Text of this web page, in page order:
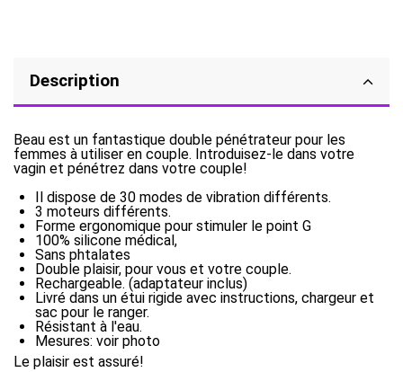
Description
Beau est un fantastique double pénétrateur pour les
femmes à utiliser en couple. Introduisez-le dans votre
vagin et pénétrez dans votre couple!
Il dispose de 30 modes de vibration différents.
3 moteurs différents.
Forme ergonomique pour stimuler le point G
100% silicone médical,
Sans phtalates
Double plaisir, pour vous et votre couple.
Rechargeable. (adaptateur inclus)
Livré dans un étui rigide avec instructions, chargeur et
sac pour le ranger.
Résistant à l'eau.
Mesures: voir photo
Le plaisir est assuré!